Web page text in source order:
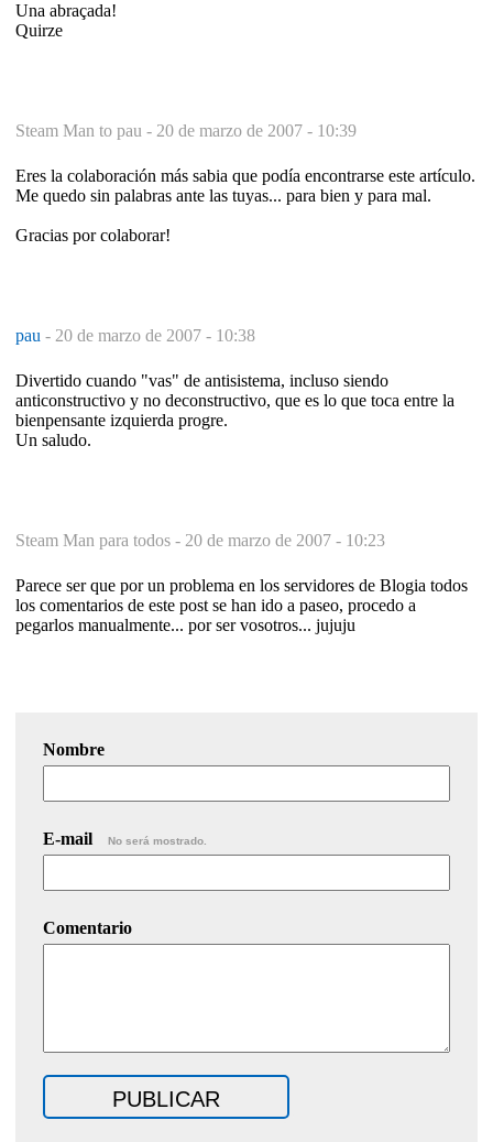
Una abraçada!
Quirze
Steam Man to pau - 20 de marzo de 2007 - 10:39
Eres la colaboración más sabia que podía encontrarse este artículo.
Me quedo sin palabras ante las tuyas... para bien y para mal.
Gracias por colaborar!
pau - 20 de marzo de 2007 - 10:38
Divertido cuando "vas" de antisistema, incluso siendo
anticonstructivo y no deconstructivo, que es lo que toca entre la
bienpensante izquierda progre.
Un saludo.
Steam Man para todos - 20 de marzo de 2007 - 10:23
Parece ser que por un problema en los servidores de Blogia todos
los comentarios de este post se han ido a paseo, procedo a
pegarlos manualmente... por ser vosotros... jujuju
Nombre
E-mail No será mostrado.
Comentario